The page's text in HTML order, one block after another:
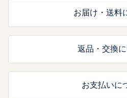
お届け・送料
返品・交換
お支払いに